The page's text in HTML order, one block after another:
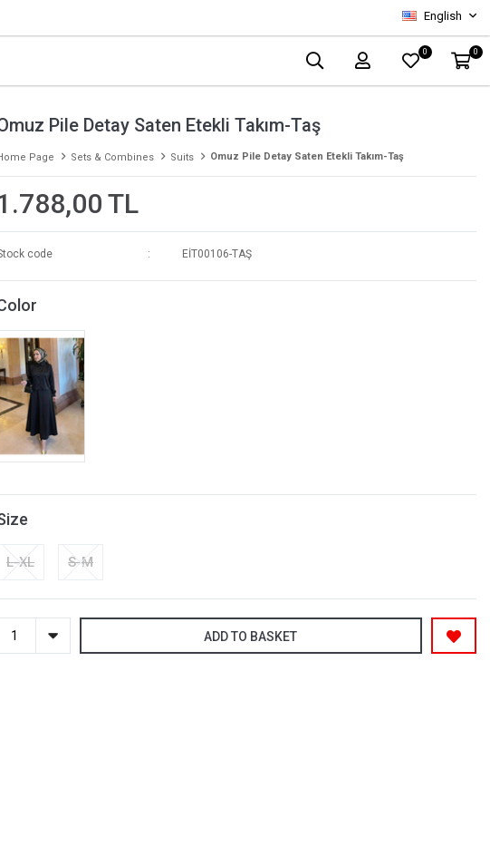
English
0 0
Pile Detay Saten Etekli Takım-Taş
Page Sets & Combines Suits Omuz Pile Detay Saten Etekli Takım-Taş
TL
code EİT00106-TAŞ
L-XL S-M
ADD TO BASKET